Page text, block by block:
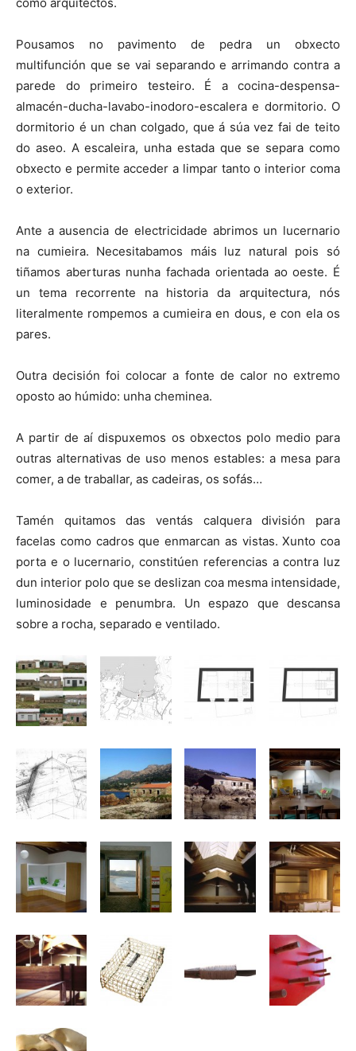
Pousamos no pavimento de pedra un obxecto
multifunción que se vai separando e arrimando contra a
parede do primeiro testeiro. É a cocina-despensa-
almacén-ducha-lavabo-inodoro-escalera e dormitorio. O
dormitorio é un chan colgado, que á súa vez fai de teito
do aseo. A escaleira, unha estada que se separa como
obxecto e permite acceder a limpar tanto o interior coma
o exterior.
Ante a ausencia de electricidade abrimos un lucernario
na cumieira. Necesitabamos máis luz natural pois só
tiñamos aberturas nunha fachada orientada ao oeste. É
un tema recorrente na historia da arquitectura, nós
literalmente rompemos a cumieira en dous, e con ela os
pares.
Outra decisión foi colocar a fonte de calor no extremo
oposto ao húmido: unha cheminea.
A partir de aí dispuxemos os obxectos polo medio para
outras alternativas de uso menos estables: a mesa para
comer, a de traballar, as cadeiras, os sofás…
Tamén quitamos das ventás calquera división para
facelas como cadros que enmarcan as vistas. Xunto coa
porta e o lucernario, constitúen referencias a contra luz
dun interior polo que se deslizan coa mesma intensidade,
luminosidade e penumbra. Un espazo que descansa
sobre a rocha, separado e ventilado.